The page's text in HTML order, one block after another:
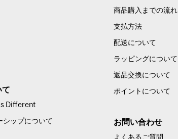
て
Different
シップについて
商品購入までの流れ
支払方法
配送について
ラッピングについて
返品交換について
ポイントについて
お問い合わせ
よくあるご質問